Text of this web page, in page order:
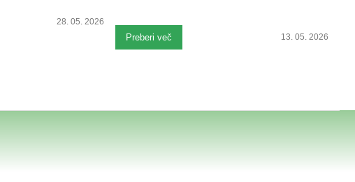
28. 05. 2026
Preberi več 13. 05. 2026